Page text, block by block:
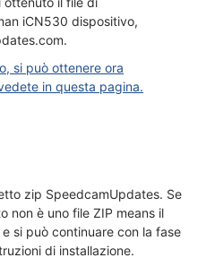
iCN530 dispositivo,
si può ottenere ora
in questa pagina.
zip SpeedcamUpdates. Se
non è uno file ZIP means il
si può continuare con la fase
di installazione.